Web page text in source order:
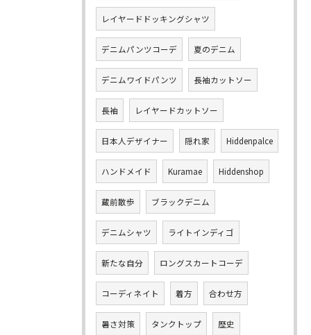
レイヤードドッキングシャツ
デニムパンツコーデ 夏のデニム
デニムワイドパンツ 長袖カットソー
長袖 レイヤードカットソー
日本人デザイナー 隠れ家 Hiddenpalce
ハンドメイド Kuramae Hiddenshop
蔵前散歩 ブラックデニム
デニムシャツ ライトインディゴ
新たな自分 ロングスカートコーデ
コーディネイト 着方 合わせ方
暑さ対策 タンクトップ 歴史